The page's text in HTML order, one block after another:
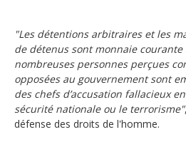
"Les détentions arbitraires et les
de détenus sont monnaie courante
nombreuses personnes perçues
opposées au gouvernement sont
des chefs d’accusation fallacieux
sécurité nationale ou le terrorisme"
défense des droits de l'homme.